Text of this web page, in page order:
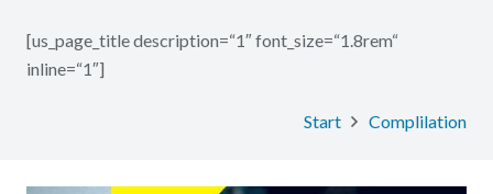
[us_page_title description=“1″ font_size=“1.8rem“
inline=“1″]
Start Complilation